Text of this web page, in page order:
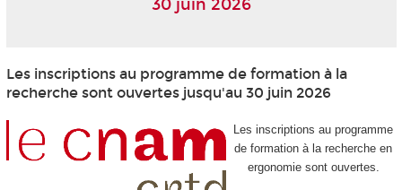
30 juin 2026
Les inscriptions au programme de formation à la
recherche sont ouvertes jusqu'au 30 juin 2026
Les inscriptions au programme
de formation à la recherche en
ergonomie sont ouvertes.